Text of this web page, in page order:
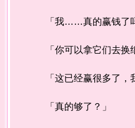
「我……真的赢钱了吗
「你可以拿它们去换
「这已经赢很多了，我
「真的够了？」